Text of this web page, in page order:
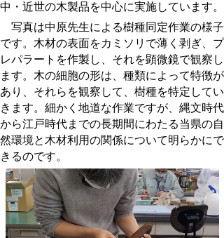
中・近世の木製品を中心に実施しています。
写真は中原先生による樹種同定作業の様子
です。木材の表面をカミソリで薄く剥ぎ、プ
レパラートを作製し、それを顕微鏡で観察し
ます。木の細胞の形は、種類によって特徴が
あり、それらを観察して、樹種を特定してい
きます。細かく地道な作業ですが、縄文時代
から江戸時代までの長期間にわたる当県の自
然環境と木材利用の関係について明らかにで
きるのです。